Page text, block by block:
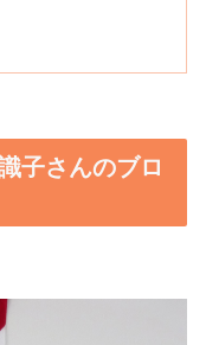
子さんのブロ